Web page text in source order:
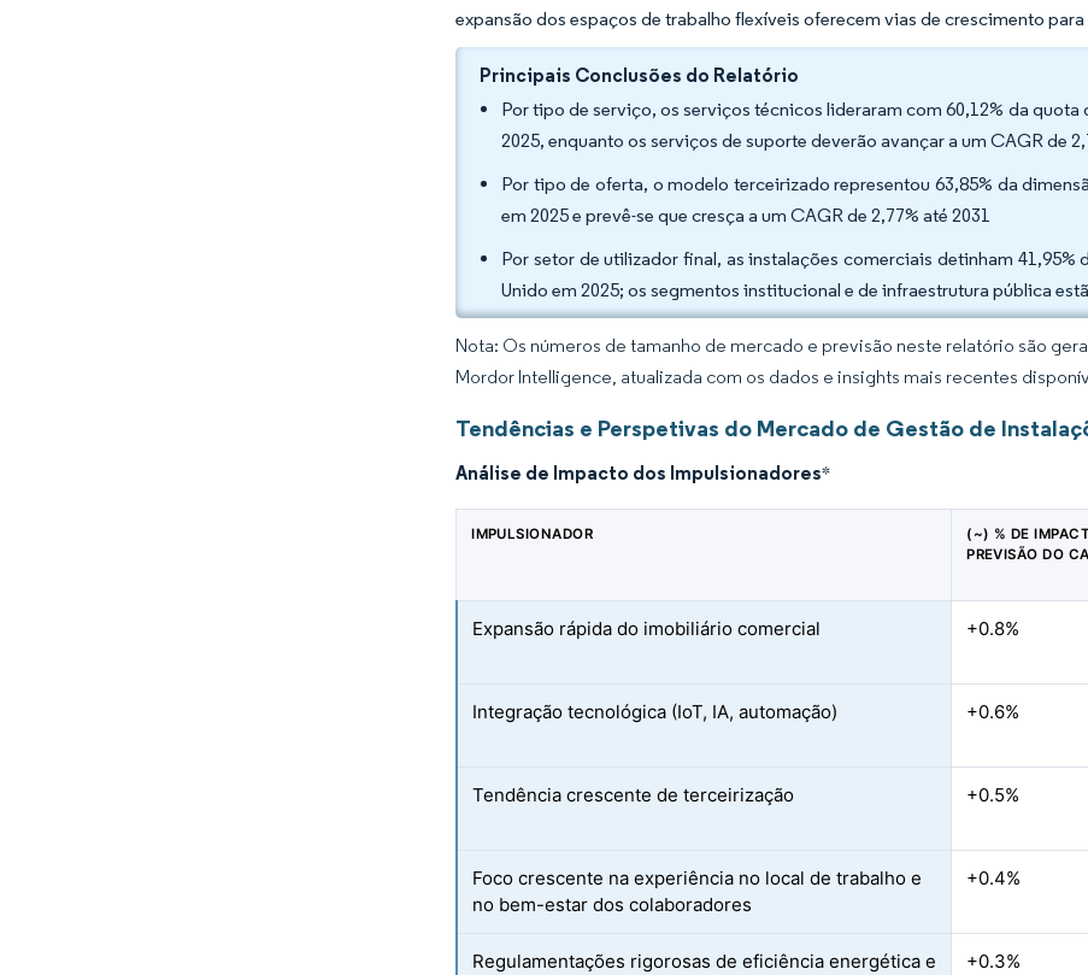
expansão dos espaços de trabalho flexíveis oferecem vias de crescimento
Principais Conclusões do Relatório
Por tipo de serviço, os serviços técnicos lideraram com 60,12% da
2025, enquanto os serviços de suporte deverão avançar a um CAGR de
Por tipo de oferta, o modelo terceirizado representou 63,85% da
em 2025 e prevê-se que cresça a um CAGR de 2,77% até 2031
Por setor de utilizador final, as instalações comerciais detinham
Unido em 2025; os segmentos institucional e de infraestrutura pública
Nota: Os números de tamanho de mercado e previsão neste relatório são
Mordor Intelligence, atualizada com os dados e insights mais recentes
Tendências e Perspetivas do Mercado de Gestão de
Análise de Impacto dos Impulsionadores*
IMPULSIONADOR
(~) % DE
PREVISÃO DO
Expansão rápida do imobiliário comercial +0.8%
Integração tecnológica (IoT, IA, automação) +0.6%
Tendência crescente de terceirização +0.5%
Foco crescente na experiência no local de trabalho e
no bem-estar dos colaboradores
+0.4%
Regulamentações rigorosas de eficiência energética e
+0.3%